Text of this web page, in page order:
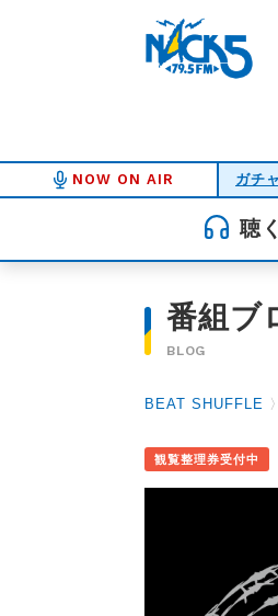
NOW ON AIR ガチ
聴く
番組ブ
BLOG
BEAT SHUFFLE 〉
観覧整理券受付中